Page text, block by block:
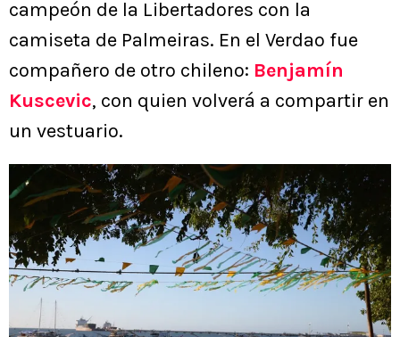
campeón de la Libertadores con la
camiseta de Palmeiras. En el Verdao fue
compañero de otro chileno: Benjamín
Kuscevic, con quien volverá a compartir en
un vestuario.